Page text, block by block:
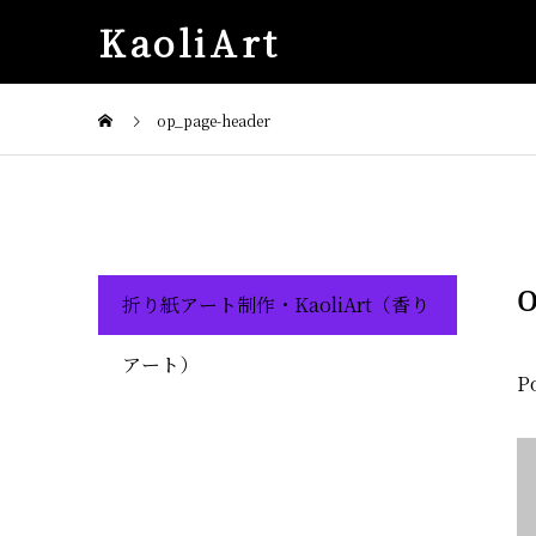
KaoliArt
op_page-header
折り紙アート制作・KaoliArt（香り
アート）